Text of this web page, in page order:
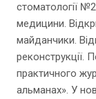
стоматології
медицини.
майданчики.
реконструкції.
практичного
альманах». У